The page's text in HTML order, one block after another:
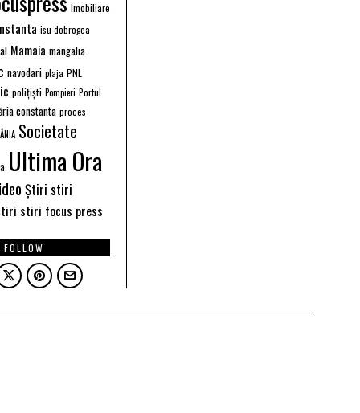
Imobiliare
isu dobrogea
Mamaia mangalia
navodari plaja PNL
polițiști Pompieri Portul
constanta proces
Societate
Ultima Ora
Știri stiri
stiri focus press
FOLLOW